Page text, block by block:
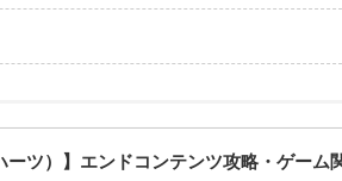
ーツ）】エンドコンテンツ攻略・ゲーム